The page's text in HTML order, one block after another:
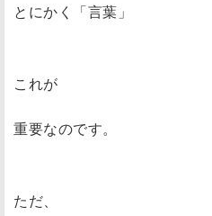
とにかく「言葉」
これが
重要なのです。
ただ、